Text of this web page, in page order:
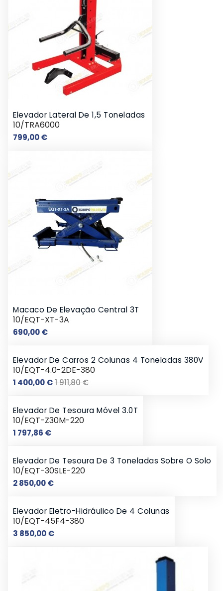
Elevador Lateral De 1,5 Toneladas
10/TRA6000
799,00 €Preço
Macaco De Elevação Central 3T
10/EQT-XT-3A
690,00 €Preço
Elevador De Carros 2 Colunas 4 Toneladas 380V
10/EQT-4.0-2DE-380
1 400,00 €Preço
1 911,80 €Preço
Elevador De Tesoura Móvel 3.0T
10/EQT-Z30M-220
1 797,86 €Preço
Elevador De Tesoura De 3 Toneladas Sobre O Solo
10/EQT-30SLE-220
2 850,00 €Preço
Elevador Eletro-Hidráulico De 4 Colunas
10/EQT-45F4-380
3 850,00 €Preço